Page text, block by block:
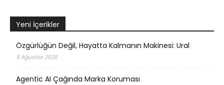
Yeni İçerikler
Özgürlüğün Değil, Hayatta Kalmanın Makinesi: Ural
5 Ağustos 2026
Agentic AI Çağında Marka Koruması